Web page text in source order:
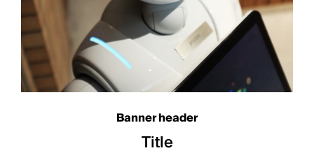
Banner header
Title